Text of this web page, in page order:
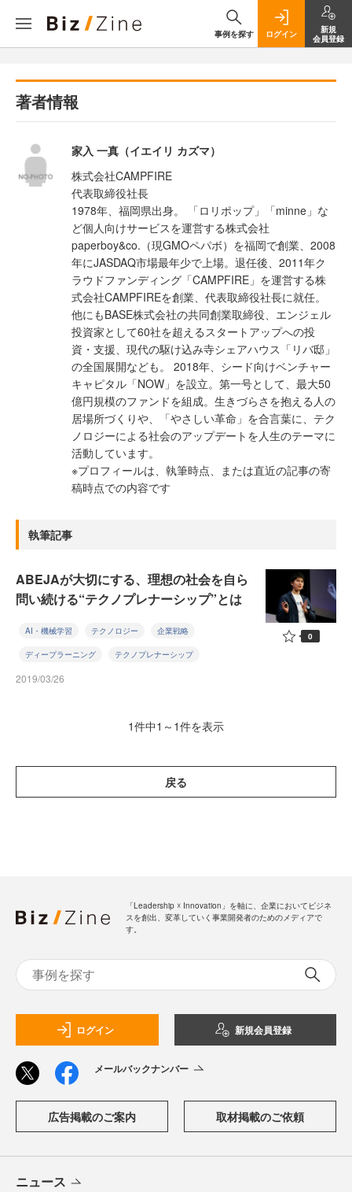
事例を探す ログイン
新規
会員登録
著者情報
家入 一真（イエイリ カズマ）
株式会社CAMPFIRE
代表取締役社長
1978年、福岡県出身。 「ロリポップ」「minne」な
ど個人向けサービスを運営する株式会社
paperboy&co.（現GMOペパボ）を福岡で創業、2008
年にJASDAQ市場最年少で上場。退任後、2011年ク
ラウドファンディング「CAMPFIRE」を運営する株
式会社CAMPFIREを創業、代表取締役社長に就任。
他にもBASE株式会社の共同創業取締役、エンジェル
投資家として60社を超えるスタートアップへの投
資・支援、現代の駆け込み寺シェアハウス「リバ邸」
の全国展開なども。 2018年、シード向けベンチャー
キャピタル「NOW」を設立。第一号として、最大50
億円規模のファンドを組成。生きづらさを抱える人の
居場所づくりや、「やさしい革命」を合言葉に、テク
ノロジーによる社会のアップデートを人生のテーマに
活動しています。
※プロフィールは、執筆時点、または直近の記事の寄
稿時点での内容です
執筆記事
ABEJAが大切にする、理想の社会を自ら
問い続ける“テクノプレナーシップ”とは
AI・機械学習 テクノロジー 企業戦略
ディープラーニング テクノプレナーシップ
2019/03/26
0
1件中1～1件を表示
戻る
「Leadership ☓ Innovation」を軸に、企業においてビジネ
スを創出、変革していく事業開発者のためのメディアで
す。
ログイン 新規会員登録
メールバックナンバー
広告掲載のご案内 取材掲載のご依頼
ニュース